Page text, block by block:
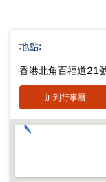
地點:
香港北角百福道21
加到行事曆